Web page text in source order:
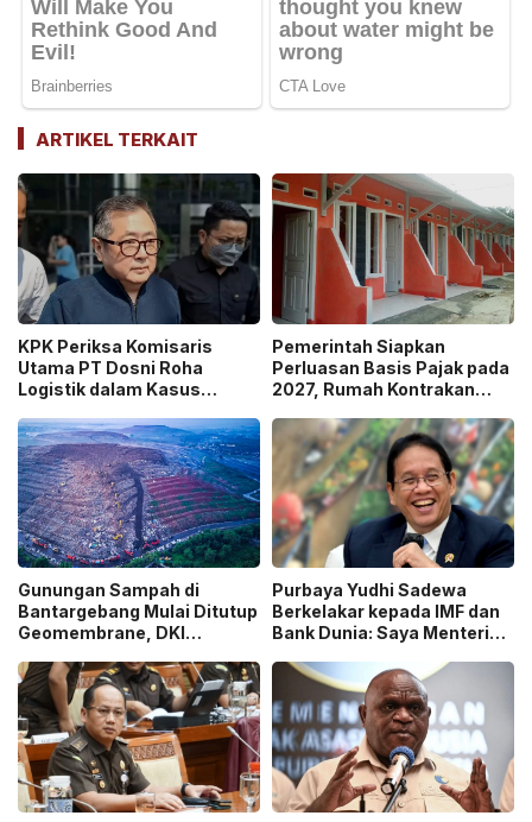
ARTIKEL TERKAIT
KPK Periksa Komisaris
Utama PT Dosni Roha
Logistik dalam Kasus
Pengangkutan Bansos!
Pemerintah Siapkan
Perluasan Basis Pajak pada
2027, Rumah Kontrakan
Pengawasan!
Gunungan Sampah di
Bantargebang Mulai Ditutup
Geomembrane, DKI
Sistem Open Dumping!
Purbaya Yudhi Sadewa
Berkelakar kepada IMF dan
Bank Dunia: Saya Menteri
Beruntung di Dunia!